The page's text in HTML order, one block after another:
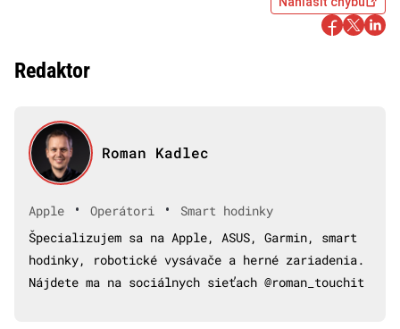
Redaktor
Roman Kadlec
Apple • Operátori •
Smart hodinky
Špecializujem sa na Apple, ASUS, Garmin, smart
hodinky, robotické vysávače a herné zariadenia.
Nájdete ma na sociálnych sieťach @roman_touchit